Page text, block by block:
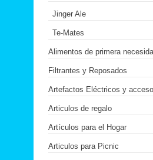
Jinger Ale
Te-Mates
Alimentos de primera
Filtrantes y Reposados
Artefactos Eléctricos y
Articulos de regalo
Artículos para el Hogar
Articulos para Picnic